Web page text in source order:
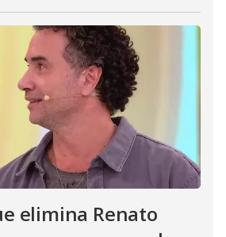
elimina Renato